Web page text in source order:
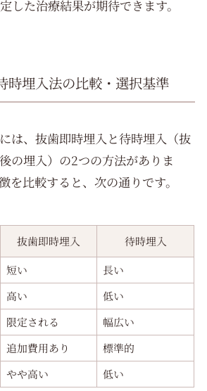
した治療結果が期待できます。
時埋入法の比較・選択基準
は、抜歯即時埋入と待時埋入（抜
の埋入）の2つの方法がありま
を比較すると、次の通りです。
抜歯即時埋入
待時埋入
短い
長い
高い
低い
限定される
幅広い
追加費用あり
標準的
やや高い 低い